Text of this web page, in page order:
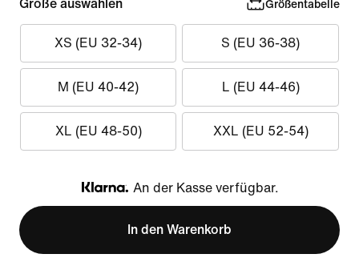
Größe auswählen Größentabelle
XS (EU 32-34) S (EU 36-38)
M (EU 40-42) L (EU 44-46)
XL (EU 48-50) XXL (EU 52-54)
Klarna
An der Kasse verfügbar.
In den Warenkorb